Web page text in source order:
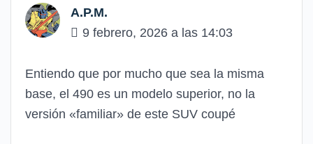
A.P.M.
9 febrero, 2026 a las 14:03
Entiendo que por mucho que sea la misma
base, el 490 es un modelo superior, no la
versión «familiar» de este SUV coupé